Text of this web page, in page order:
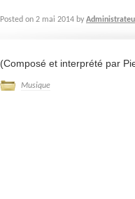
Posted on 2 mai 2014 by
(Composé et interprété par
Musique